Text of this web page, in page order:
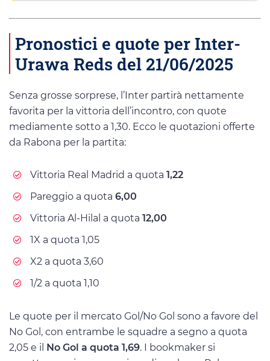
Pronostici e quote per Inter-
Urawa Reds del 21/06/2025
Senza grosse sorprese, l’Inter partirà nettamente
favorita per la vittoria dell’incontro, con quote
mediamente sotto a 1,30. Ecco le quotazioni offerte
da Rabona per la partita:
Vittoria Real Madrid a quota 1,22
Pareggio a quota 6,00
Vittoria Al-Hilal a quota 12,00
1X a quota 1,05
X2 a quota 3,60
1/2 a quota 1,10
Le quote per il mercato Gol/No Gol sono a favore del
No Gol, con entrambe le squadre a segno a quota
2,05 e il No Gol a quota 1,69. I bookmaker si